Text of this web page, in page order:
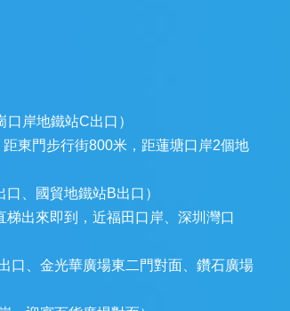
岸地鐵站C出口）
東門步行街800米，距蓮塘口岸2個地
、國貿地鐵站B出口）
出來即到，近福田口岸、深圳灣口
口、金光華廣場東二門對面、鑽石廣場